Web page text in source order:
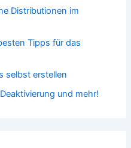
Distributionen im
Tipps für das
selbst erstellen
und mehr!